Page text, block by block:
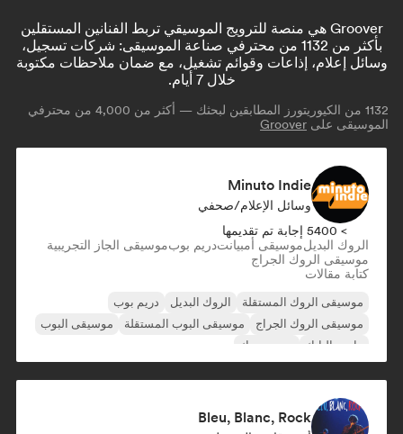
Groover هي منصة للترويج الموسيقي تربط الفنانين المستقلين
بأكثر من 1132 من محترفي صناعة الموسيقى: شركات تسجيل،
وسائل إعلام، إذاعات وقوائم تشغيل، مع ضمان ملاحظات مكتوبة
خلال 7 أيام.
1132
من الكيوريتورز المطابقين لبحثك — أكثر من 4,000 من محترفي
الموسيقى على Groover
Minuto Indie
وسائل الإعلام/صحفي
> 5400 إجابة تم تقديمها
الروك البديلموسيقى أمبيانتدريم بوبموسيقى الجاز التجريبية
موسيقى الروك الجراج
كتابة مقالات
موسيقى الروك المستقلة الروك البديل
دريم بوب
موسيقى الروك الجراج
موسيقى البوب المستقلة
موسيقى البوب
ما بعد البانك
بوست روك
Bleu, Blanc, Rock